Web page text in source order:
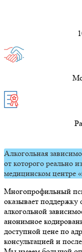
Алкогольная
от которого реально
медицинском центре
Многопрофильный
оказывает
алкогольной
анонимное
доступной цене по
консультацией и